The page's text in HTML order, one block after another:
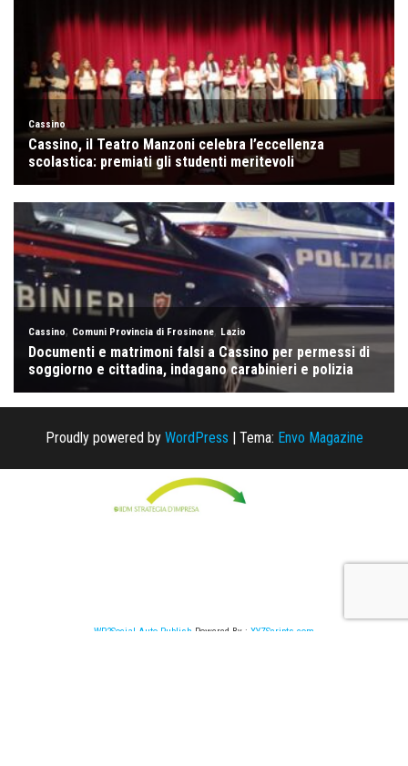
Proudly powered by WordPress | Tema: Envo Magazine
WP2Social Auto Publish Powered By : XYZScripts.com